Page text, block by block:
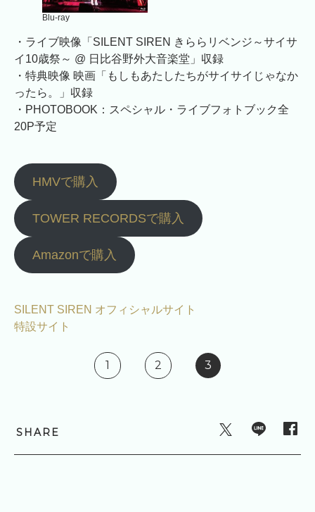
Blu-ray
・ライブ映像「SILENT SIREN きららリベンジ～サイサ
イ10歳祭～ @ 日比谷野外大音楽堂」収録
・特典映像 映画「もしもあたしたちがサイサイじゃなか
ったら。」収録
・PHOTOBOOK：スペシャル・ライブフォトブック全
20P予定
HMVで購入
TOWER RECORDSで購入
Amazonで購入
SILENT SIREN オフィシャルサイト
特設サイト
1 2 3
SHARE